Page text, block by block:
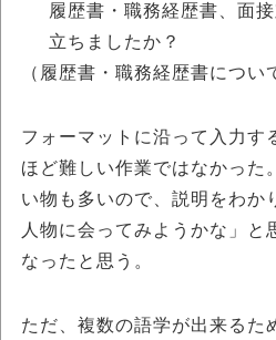
履歴書・職務経歴書、面
立ちましたか？
（履歴書・職務経歴書につい
フォーマットに沿って入力す
ほど難しい作業ではなかった
い物も多いので、説明をわか
人物に会ってみようかな」と
なったと思う。
ただ、複数の語学が出来るた